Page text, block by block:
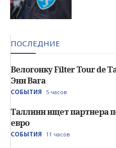
ПОСЛЕДНИЕ
Велогонку Filter Tour de
Энн Вага
СОБЫТИЯ 5 часов
Таллинн ищет партнера
евро
СОБЫТИЯ 11 часов